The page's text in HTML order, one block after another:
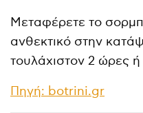
Μεταφέρετε το
ανθεκτικό στην
τουλάχιστον 2 ώρες
Πηγή: botrini.gr